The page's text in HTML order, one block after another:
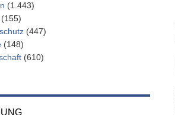
(1.443)
(155)
(447)
(148)
(610)